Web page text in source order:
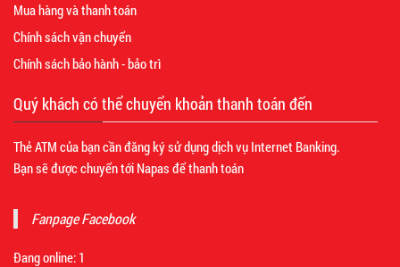
Mua hàng và thanh toán
Chính sách vận chuyển
Chính sách bảo hành - bảo trì
Quý khách có thể chuyển khoản thanh toán đến
Thẻ ATM của bạn cần đăng ký sử dụng dịch vụ Internet Banking.
Bạn sẽ được chuyển tới Napas để thanh toán
Fanpage Facebook
Đang online: 1